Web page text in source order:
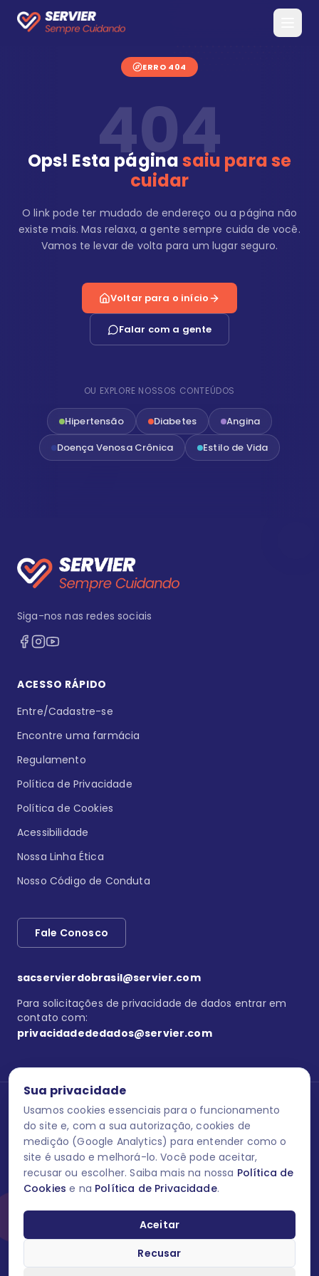
Sua privacidade
Usamos cookies essenciais para o funcionamento
do site e, com a sua autorização, cookies de
medição (Google Analytics) para entender como o
site é usado e melhorá-lo. Você pode aceitar,
recusar ou escolher. Saiba mais na nossa Política de
Cookies e na Política de Privacidade.
Aceitar
Recusar
ERRO 404
404
Ops! Esta páginasaiu para se
cuidar
O link pode ter mudado de endereço ou a página não
existe mais. Mas relaxa, a gente sempre cuida de você.
Vamos te levar de volta para um lugar seguro.
Voltar para o início
Falar com a gente
OU EXPLORE NOSSOS CONTEÚDOS
Hipertensão Diabetes
Angina
Doença Venosa Crônica
Estilo de Vida
Siga-nos nas redes sociais
ACESSO RÁPIDO
Entre/Cadastre-se
Encontre uma farmácia
Regulamento
Política de Privacidade
Política de Cookies
Acessibilidade
Nossa Linha Ética
Nosso Código de Conduta
Fale Conosco
sacservierdobrasil@servier.com
Para solicitações de privacidade de dados entrar em
contato com:
privacidadededados@servier.com
Se estiver no programa semprecuidando, comunique aquiuma
reação adversa com os produtos Servier. Este site contém
informações para o público leigo e para os profissionais de saúde
do Brasil habilitados a prescrever medicamentos. M-AS ONE-BR-
202606-00013 / Agosto 2026.
O laboratório Servier do Brasil respeita os seus dados! Caso deseje
dados pessoais você pode fazê-lo a qualquer momento entrando
em contato através do site www.semprecuidando.com.br na opção
fale conosco.